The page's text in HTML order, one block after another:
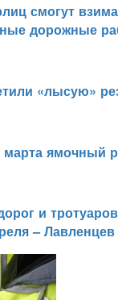
смогут
дорожные
«лысую»
ямочный
и
– Лавленцев